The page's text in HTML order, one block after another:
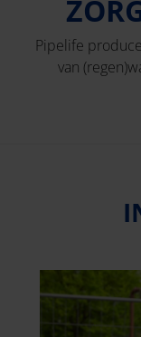
Pipelife
van